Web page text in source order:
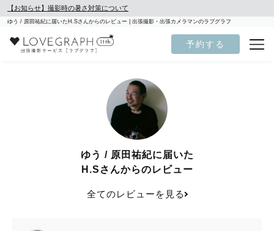
【お知らせ】撮影時の暑さ対策について
ゆう / 原田祐紀に届いたH.Sさんからのレビュー | 出張撮影・出張カメラマンのラブグラフ
予約する
ゆう / 原田祐紀に届いた
H.Sさんからのレビュー
全てのレビューを見る